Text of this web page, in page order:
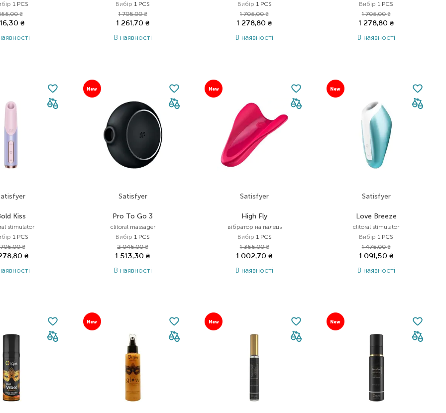
1 PCS
₴
₴
Вибір 1 PCS
1 705,00₴
1 261,70 ₴
В наявності
Вибір 1 PCS
1 705,00₴
1 278,80₴
В наявності
Вибір 1 PCS
1 705,00₴
1 278,80 ₴
В наявності
Kiss
stimulator
1 PCS
705,00₴
₴
New
Satisfyer
Pro To Go 3
clitoral massager
Вибір 1 PCS
2 045,00₴
1 513,30₴
В наявності
New
Satisfyer
High Fly
вібратор на палець
Вибір 1 PCS
1 355,00₴
1 002,70₴
В наявності
New
Satisfyer
Love Breeze
clitoral stimulator
Вибір 1 PCS
1 475,00₴
1 091,50 ₴
В наявності
New New New